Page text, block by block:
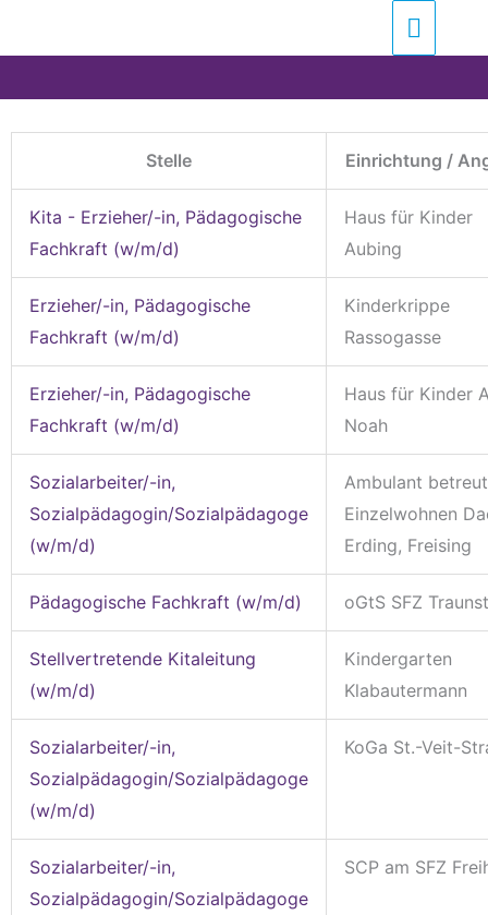
Stelle Einrichtung /
Kita - Erzieher/-in, Pädagogische
Fachkraft (w/m/d)
Haus für Kinder
Aubing
Erzieher/-in, Pädagogische
Fachkraft (w/m/d)
Kinderkrippe
Rassogasse
Erzieher/-in, Pädagogische
Fachkraft (w/m/d)
Haus für Kinder
Noah
Sozialarbeiter/-in,
Sozialpädagogin/Sozialpädagoge
(w/m/d)
Ambulant
Einzelwohnen
Erding, Freising
Pädagogische Fachkraft (w/m/d) oGtS SFZ
Stellvertretende Kitaleitung
(w/m/d)
Kindergarten
Klabautermann
Sozialarbeiter/-in,
Sozialpädagogin/Sozialpädagoge
(w/m/d)
KoGa St.-Veit-
Sozialarbeiter/-in,
Sozialpädagogin/Sozialpädagoge
SCP am SFZ